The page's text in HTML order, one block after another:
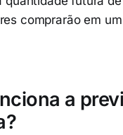
comprarão em
a